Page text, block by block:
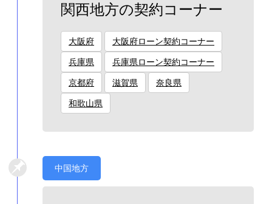
関西地方の契約コーナー
大阪府 大阪府ローン契約コーナー
兵庫県 兵庫県ローン契約コーナー
京都府 滋賀県 奈良県
和歌山県
中国地方